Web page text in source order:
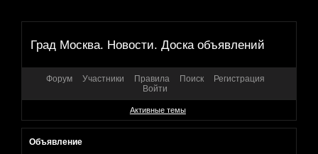
Град Москва. Новости. Доска объявлений
Форум Участники Правила Поиск
Регистрация
Войти
Активные темы
Объявление